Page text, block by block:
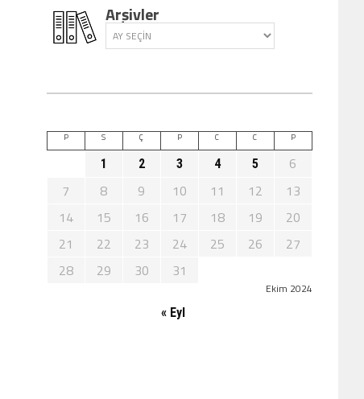
Arşivler
Ekim 2024
P S Ç P C C P
1 2 3 4 5
6
7
8 9 10 11 12
13
14
15 16 17 18 19
20
21
22 23 24 25 26
27
28
29 30 31
« Eyl